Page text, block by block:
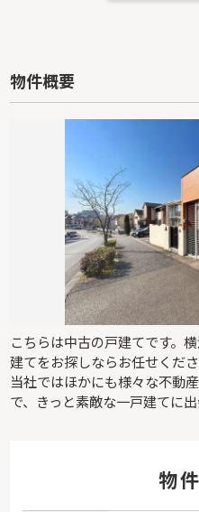
物件概要
こちらは中古の戸建てです。
建てをお探しならお任せくだ
当社ではほかにも様々な不動
で、きっと素敵な一戸建てに出
物